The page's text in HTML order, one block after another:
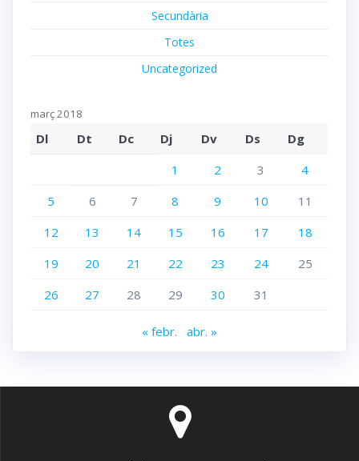
Secundària
Totes
Uncategorized
març 2018
Dl Dt Dc Dj Dv Ds
Dg
1
2 3
4
5
6 7 8 9 10
11
12
13 14 15 16 17
18
19
20 21 22 23 24
25
26
27 28 29 30 31
« febr. abr. »